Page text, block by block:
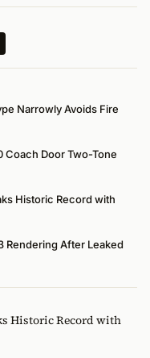
Narrowly Avoids Fire
Coach Door Two-Tone
Historic Record with
Rendering After Leaked
Historic Record with